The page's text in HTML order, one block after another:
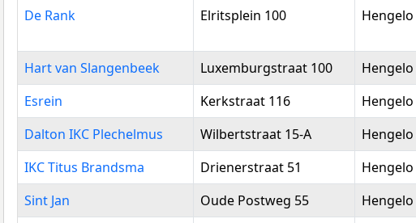
De Rank
Elritsplein 100
Hart van Slangenbeek Luxemburgstraat 100
Esrein
Kerkstraat 116
Dalton IKC Plechelmus
Wilbertstraat 15-A
IKC Titus Brandsma
Drienerstraat 51
Sint Jan
Oude Postweg 55